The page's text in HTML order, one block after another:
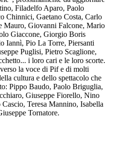
Filadelfo Aparo, Paolo
Chinnici, Gaetano Costa, Carlo
Mauro, Giovanni Falcone, Mario
Giaccone, Giorgio Boris
Iannì, Pio La Torre, Piersanti
Puglisi, Pietro Scaglione,
i loro cari e le loro scorte.
la voce di Pif e di molti
cultura e dello spettacolo che
Pippo Baudo, Paolo Briguglia,
Giuseppe Fiorello, Nino
Teresa Mannino, Isabella
Tornatore.